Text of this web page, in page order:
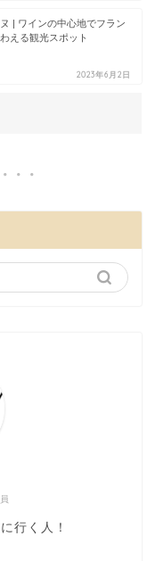
| ワインの中心地でフラン
える観光スポット
2023年6月2日
行く人！